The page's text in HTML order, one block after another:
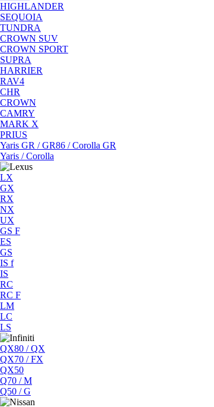
HIGHLANDER
SEQUOIA
TUNDRA
CROWN SUV
CROWN SPORT
SUPRA
HARRIER
RAV4
CHR
CROWN
CAMRY
MARK X
PRIUS
Yaris GR / GR86 / Corolla GR
Yaris / Corolla
LX
GX
RX
NX
UX
GS F
ES
GS
IS f
IS
RC
RC F
LM
LC
LS
QX80 / QX
QX70 / FX
QX50
Q70 / M
Q50 / G